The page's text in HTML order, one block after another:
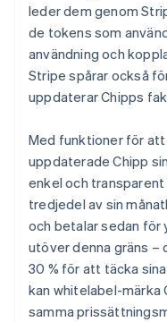
leder dem genom
de tokens som
användning och
Stripe spårar också
uppdaterar Chipps
Med funktioner för
uppdaterade Chipp
enkel och
tredjedel av sin
och betalar sedan för
utöver denna gräns –
30 % för att täcka
kan whitelabel-märka
samma